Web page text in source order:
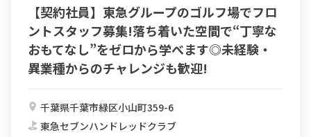
【契約社員】東急グループのゴルフ場でフロ
ントスタッフ募集!落ち着いた空間で“丁寧な
おもてなし”をゼロから学べます◎未経験・
異業種からのチャレンジも歓迎!
千葉県千葉市緑区小山町359-6
東急セブンハンドレッドクラブ